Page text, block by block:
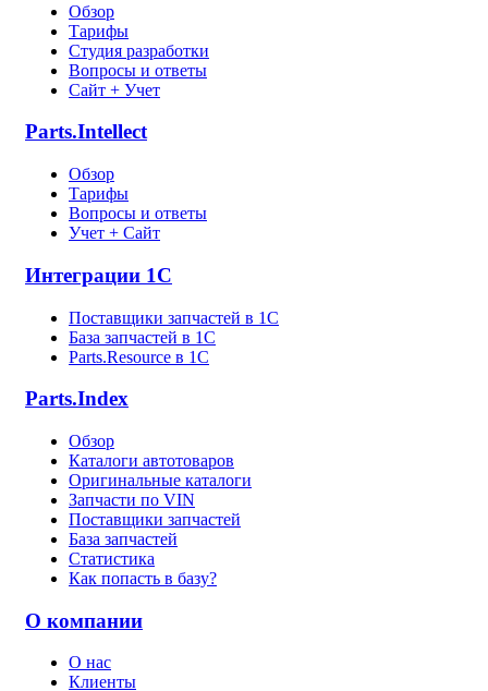
Обзор
Тарифы
Студия разработки
Вопросы и ответы
Сайт + Учет
Parts.Intellect
Обзор
Тарифы
Вопросы и ответы
Учет + Сайт
Интеграции 1С
Поставщики запчастей в 1C
База запчастей в 1С
Parts.Resource в 1C
Parts.Index
Обзор
Каталоги автотоваров
Оригинальные каталоги
Запчасти по VIN
Поставщики запчастей
База запчастей
Статистика
Как попасть в базу?
О компании
О нас
Клиенты